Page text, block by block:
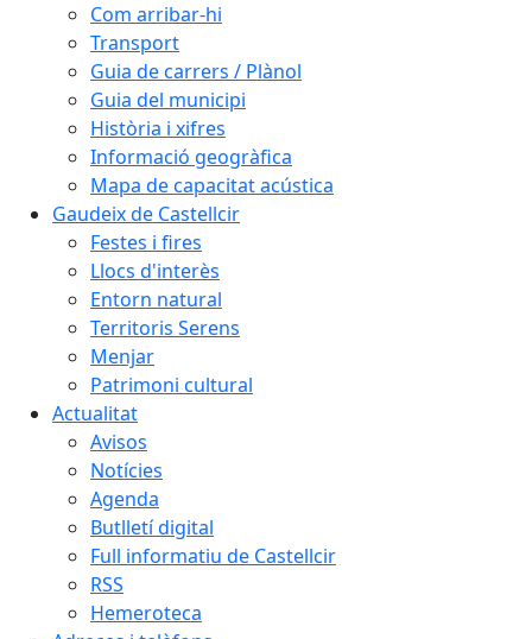
Com arribar-hi
Transport
Guia de carrers / Plànol
Guia del municipi
Història i xifres
Informació geogràfica
Mapa de capacitat acústica
Gaudeix de Castellcir
Festes i fires
Llocs d'interès
Entorn natural
Territoris Serens
Menjar
Patrimoni cultural
Actualitat
Avisos
Notícies
Agenda
Butlletí digital
Full informatiu de Castellcir
RSS
Hemeroteca